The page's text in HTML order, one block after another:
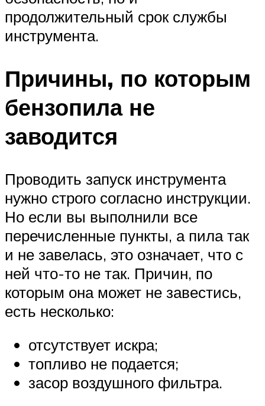
продолжительный срок службы
инструмента.
Причины, по которым
бензопила не
заводится
Проводить запуск инструмента
нужно строго согласно инструкции.
Но если вы выполнили все
перечисленные пункты, а пила так
и не завелась, это означает, что с
ней что-то не так. Причин, по
которым она может не завестись,
есть несколько:
отсутствует искра;
топливо не подается;
засор воздушного фильтра.